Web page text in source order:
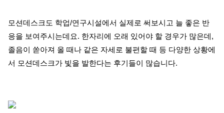
모션데스크도 학업/연구시설에서 실제로 써보시고 늘 좋은 반
응을 보여주시는데요. 한자리에 오래 있어야 할 경우가 많은데,
졸음이 쏟아져 올 때나 같은 자세로 불편할 때 등 다양한 상황에
서 모션데스크가 빛을 발한다는 후기들이 많습니다.